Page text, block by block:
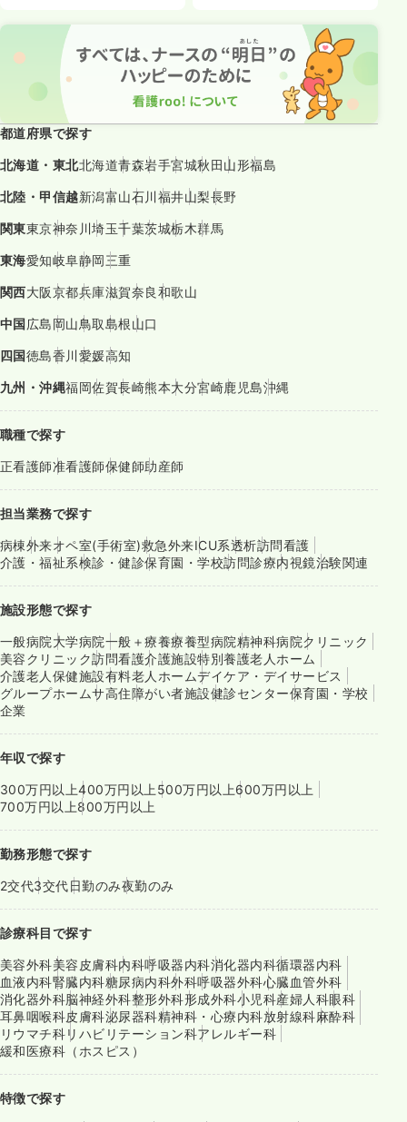
都道府県で探す
北海道・東北北海道青森岩手宮城秋田山形福島
北陸・甲信越新潟富山石川福井山梨長野
関東東京神奈川埼玉千葉茨城栃木群馬
東海愛知岐阜静岡三重
関西大阪京都兵庫滋賀奈良和歌山
中国広島岡山鳥取島根山口
四国徳島香川愛媛高知
九州・沖縄福岡佐賀長崎熊本大分宮崎鹿児島沖縄
職種で探す
正看護師准看護師保健師助産師
担当業務で探す
病棟外来オペ室(手術室)救急外来ICU系透析訪問看護
介護・福祉系検診・健診保育園・学校訪問診療内視鏡治験関連
施設形態で探す
一般病院大学病院一般＋療養療養型病院精神科病院クリニック
美容クリニック訪問看護介護施設特別養護老人ホーム
介護老人保健施設有料老人ホームデイケア・デイサービス
グループホームサ高住障がい者施設健診センター保育園・学校
企業
年収で探す
300万円以上400万円以上 500万円以上600万円以上
700万円以上800万円以上
勤務形態で探す
2交代3交代日勤のみ夜勤のみ
診療科目で探す
美容外科美容皮膚科内科呼吸器内科消化器内科循環器内科
血液内科腎臓内科糖尿病内科外科呼吸器外科心臓血管外科
消化器外科脳神経外科整形外科形成外科小児科産婦人科眼科
耳鼻咽喉科皮膚科泌尿器科精神科・心療内科放射線科麻酔科
リウマチ科リハビリテーション科アレルギー科
緩和医療科（ホスピス）
特徴で探す